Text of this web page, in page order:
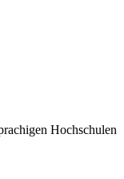
Hochschulen